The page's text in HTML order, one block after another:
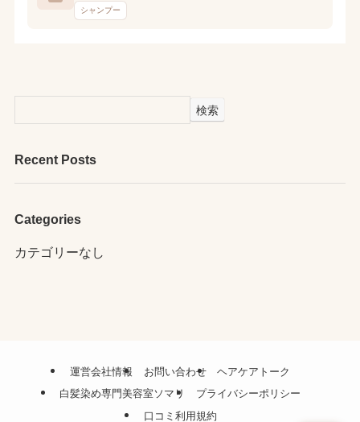
シャンプー
検索
Recent Posts
Categories
カテゴリーなし
運営会社情報 お問い合わせ
ヘアケアトーク
白髪染め専門美容室ソマリ
プライバシーポリシー
口コミ利用規約